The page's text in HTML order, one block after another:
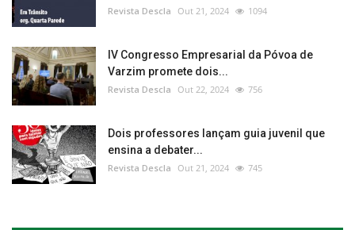
Revista Descla Out 21, 2024 1094
IV Congresso Empresarial da Póvoa de
Varzim promete dois...
Revista Descla Out 22, 2024 756
Dois professores lançam guia juvenil que
ensina a debater...
Revista Descla Out 21, 2024 745